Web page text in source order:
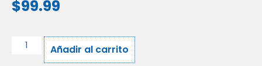
$99.99
Añadir al carrito